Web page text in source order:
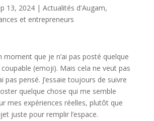
13, 2024| Actualités d'Augam,
et entrepreneurs
moment que je n’ai pas posté quelque
(emoji). Mais cela ne veut pas
pas pensé. J’essaie toujours de suivre
quelque chose qui me semble
mes expériences réelles, plutôt que
juste pour remplir l’espace.